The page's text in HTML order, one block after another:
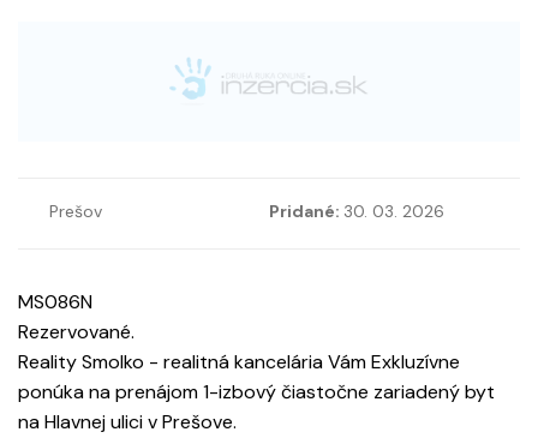
Prešov Pridané: 30. 03. 2026
MS086N
Rezervované.
Reality Smolko - realitná kancelária Vám Exkluzívne
ponúka na prenájom 1-izbový čiastočne zariadený byt
na Hlavnej ulici v Prešove.